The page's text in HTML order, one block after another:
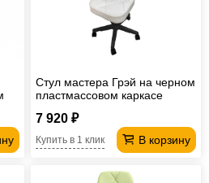
Стул мастера Грэй на черном
пластмассовом каркасе
7 920 ₽
В корзину
Купить в 1 клик